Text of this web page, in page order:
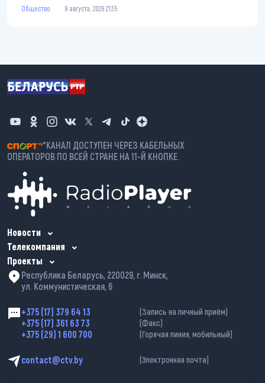
Общество 8 августа, 2026 21:35
*КАНАЛ ДОСТУПЕН ЧЕРЕЗ КАБЕЛЬНЫХ
ОПЕРАТОРОВ ПО ВСЕЙ СТРАНЕ НА 11-Й КНОПКЕ.
Новости
Телекомпания
Проекты
Республика Беларусь, 220029, г. Минск,
ул. Коммунистическая, 6
+375 (17) 379 64 13 (Запись на личный приём)
+375 (17) 361 63 73 (Факс)
+375 (29) 1 600 700 (Горячая линия, мобильный)
contact@ctv.by (Электронная почта)